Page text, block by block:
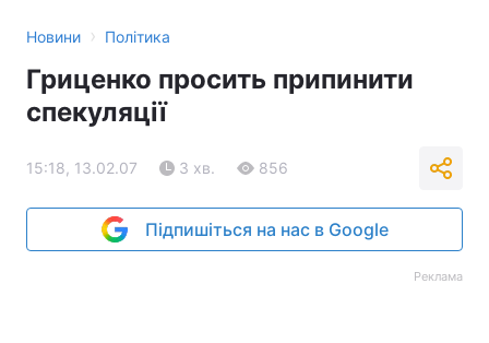
Новини › Політика
Гриценко просить припинити
спекуляції
15:18, 13.02.07 3 хв. 856
Підпишіться на нас в Google
Реклама